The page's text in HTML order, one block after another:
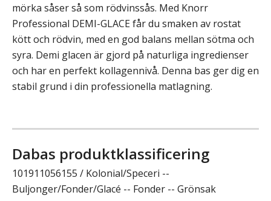
mörka såser så som rödvinssås. Med Knorr
Professional DEMI-GLACE får du smaken av rostat
kött och rödvin, med en god balans mellan sötma och
syra. Demi glacen är gjord på naturliga ingredienser
och har en perfekt kollagennivå. Denna bas ger dig en
stabil grund i din professionella matlagning.
Dabas produktklassificering
101911056155 / Kolonial/Speceri --
Buljonger/Fonder/Glacé -- Fonder -- Grönsak